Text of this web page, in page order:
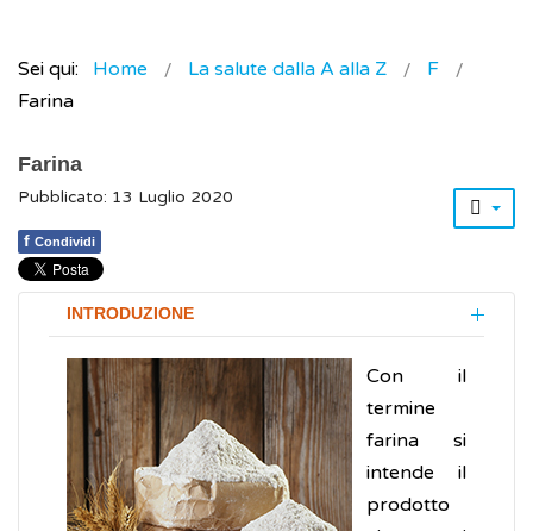
Sei qui: Home La salute dalla A alla Z
F
Farina
Farina
Pubblicato: 13 Luglio 2020
f Condividi
INTRODUZIONE
Con il
termine
farina si
intende il
prodotto